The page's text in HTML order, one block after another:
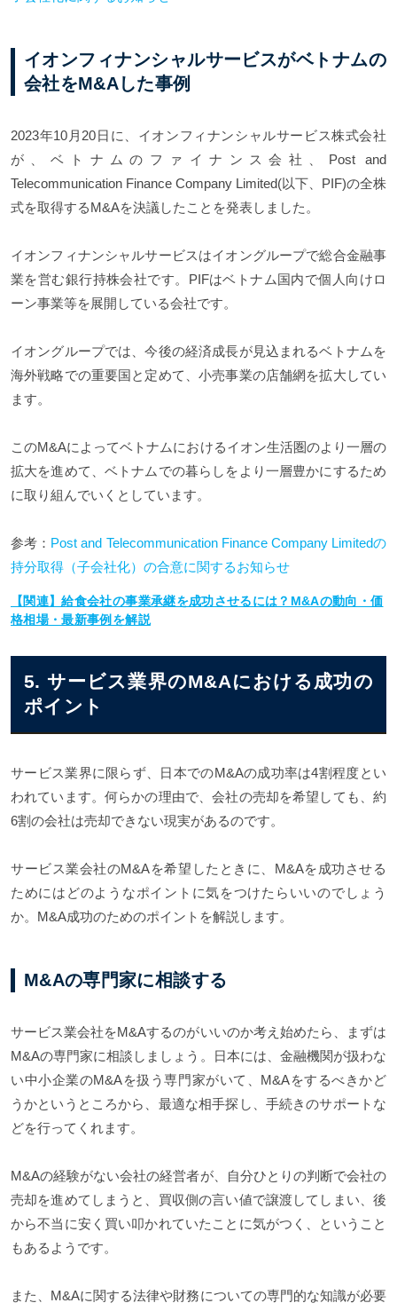
イオンフィナンシャルサービスがベトナムの
会社をM&Aした事例
2023年10月20日に、イオンフィナンシャルサービス株式会社
が、ベトナムのファイナンス会社、Post and
Telecommunication Finance Company Limited(以下、PIF)の全株
式を取得するM&Aを決議したことを発表しました。
イオンフィナンシャルサービスはイオングループで総合金融事
業を営む銀行持株会社です。PIFはベトナム国内で個人向けロ
ーン事業等を展開している会社です。
イオングループでは、今後の経済成長が見込まれるベトナムを
海外戦略での重要国と定めて、小売事業の店舗網を拡大してい
ます。
このM&Aによってベトナムにおけるイオン生活圏のより一層の
拡大を進めて、ベトナムでの暮らしをより一層豊かにするため
に取り組んでいくとしています。
参考： Post and Telecommunication Finance Company Limitedの
持分取得（子会社化）の合意に関するお知らせ
【関連】給食会社の事業承継を成功させるには？M&Aの動向・価
格相場・最新事例を解説
5. サービス業界のM&Aにおける成功の
ポイント
サービス業界に限らず、日本でのM&Aの成功率は4割程度とい
われています。何らかの理由で、会社の売却を希望しても、約
6割の会社は売却できない現実があるのです。
サービス業会社のM&Aを希望したときに、M&Aを成功させる
ためにはどのようなポイントに気をつけたらいいのでしょう
か。M&A成功のためのポイントを解説します。
M&Aの専門家に相談する
サービス業会社をM&Aするのがいいのか考え始めたら、まずは
M&Aの専門家に相談しましょう。日本には、金融機関が扱わな
い中小企業のM&Aを扱う専門家がいて、M&Aをするべきかど
うかというところから、最適な相手探し、手続きのサポートな
どを行ってくれます。
M&Aの経験がない会社の経営者が、自分ひとりの判断で会社の
売却を進めてしまうと、買収側の言い値で譲渡してしまい、後
から不当に安く買い叩かれていたことに気がつく、ということ
もあるようです。
また、M&Aに関する法律や財務についての専門的な知識が必要